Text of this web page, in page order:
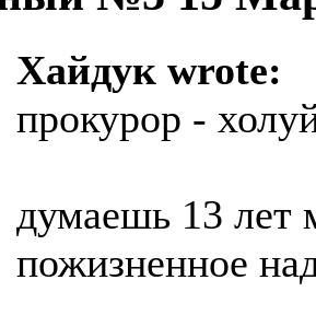
Хайдук wrote:
прокурор -
думаешь 13 лет
пожизненное